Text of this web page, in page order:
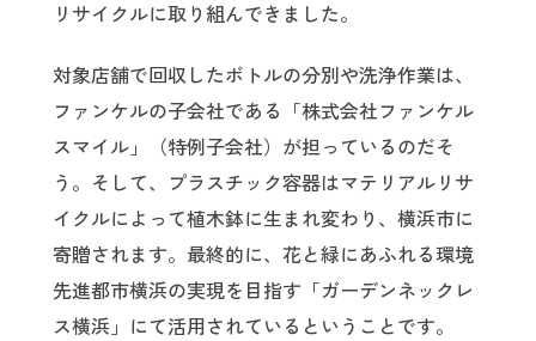
リサイクルに取り組んできました。
対象店舗で回収したボトルの分別や洗浄作業は、
ファンケルの子会社である「株式会社ファンケル
スマイル」（特例子会社）が担っているのだそ
う。そして、プラスチック容器はマテリアルリサ
イクルによって植木鉢に生まれ変わり、横浜市に
寄贈されます。最終的に、花と緑にあふれる環境
先進都市横浜の実現を目指す「ガーデンネックレ
ス横浜」にて活用されているということです。